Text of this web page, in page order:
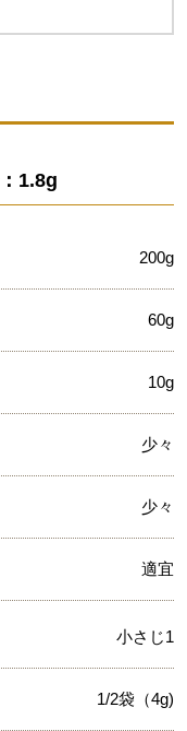
1.8g
200g
60g
10g
少々
少々
適宜
小さじ1
1/2袋（4g)